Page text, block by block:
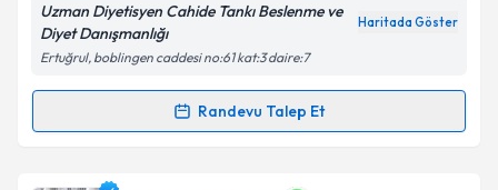
Kişisel verilerimin işlenmesine ilişkinAydınlatma
'ni okudum ve kişisel verilerimin belirtilen
kapsamda işlenmesini kabul ediyorum.
Uzman Diyetisyen Cahide Tankı Beslenme ve
Diyet Danışmanlığı
Haritada Göster
Ertuğrul, boblingen caddesi no:61 kat:3 daire:7
Randevu Talep Et
Randevu Takvimi Talebi